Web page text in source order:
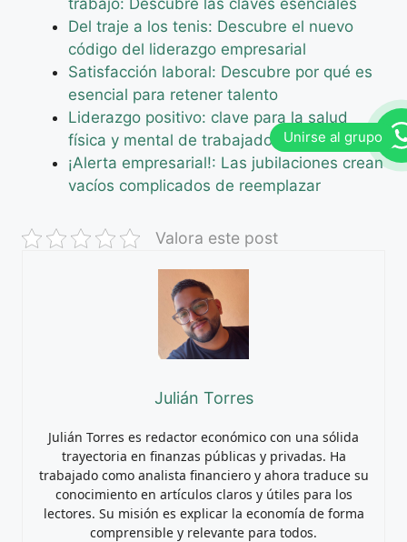
Del traje a los tenis: Descubre el nuevo
código del liderazgo empresarial
Satisfacción laboral: Descubre por qué es
esencial para retener talento
Liderazgo positivo: clave para la salud
física y mental de trabajadores
¡Alerta empresarial!: Las jubilaciones crean
vacíos complicados de reemplazar
Valora este post
Julián Torres
Julián Torres es redactor económico con una sólida
trayectoria en finanzas públicas y privadas. Ha
trabajado como analista financiero y ahora traduce su
conocimiento en artículos claros y útiles para los
lectores. Su misión es explicar la economía de forma
comprensible y relevante para todos.